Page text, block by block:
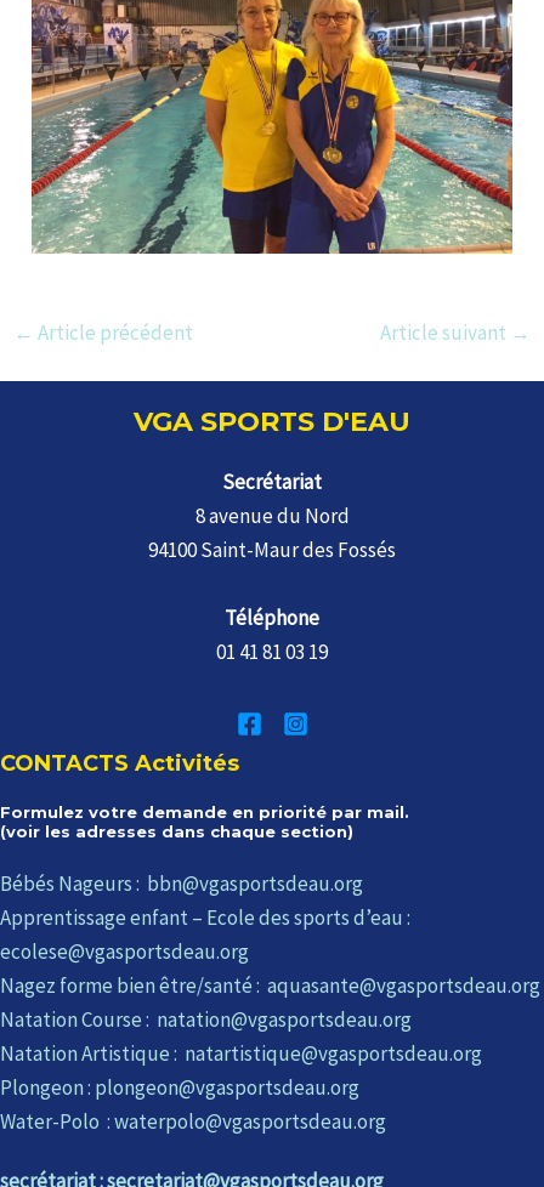
Navigation
← Article précédent Article suivant →
VGA SPORTS D'EAU
Secrétariat
8 avenue du Nord
94100 Saint-Maur des Fossés
Téléphone
01 41 81 03 19
CONTACTS Activités
Formulez votre demande en priorité par mail.
(voir les adresses dans chaque section)
Bébés Nageurs : bbn@vgasportsdeau.org
Apprentissage enfant – Ecole des sports d’eau :
ecolese@vgasportsdeau.org
Nagez forme bien être/santé : aquasante@vgasportsdeau.org
Natation Course : natation@vgasportsdeau.org
Natation Artistique : natartistique@vgasportsdeau.org
Plongeon : plongeon@vgasportsdeau.org
Water-Polo : waterpolo@vgasportsdeau.org
secrétariat : secretariat@vgasportsdeau.org